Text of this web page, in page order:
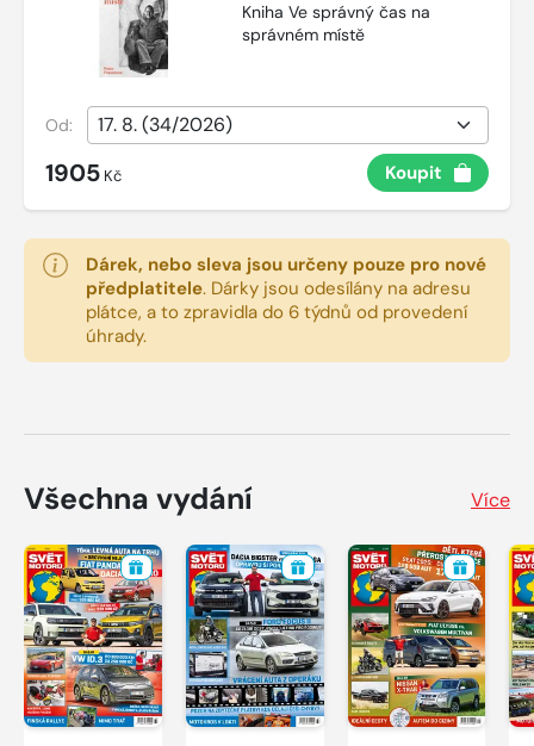
Kniha Ve správný čas na
správném místě
Od:
1905 Kč Koupit
Dárek, nebo sleva jsou určeny pouze pro nové
předplatitele. Dárky jsou odesílány na adresu
plátce, a to zpravidla do 6 týdnů od provedení
úhrady.
Všechna vydání Více